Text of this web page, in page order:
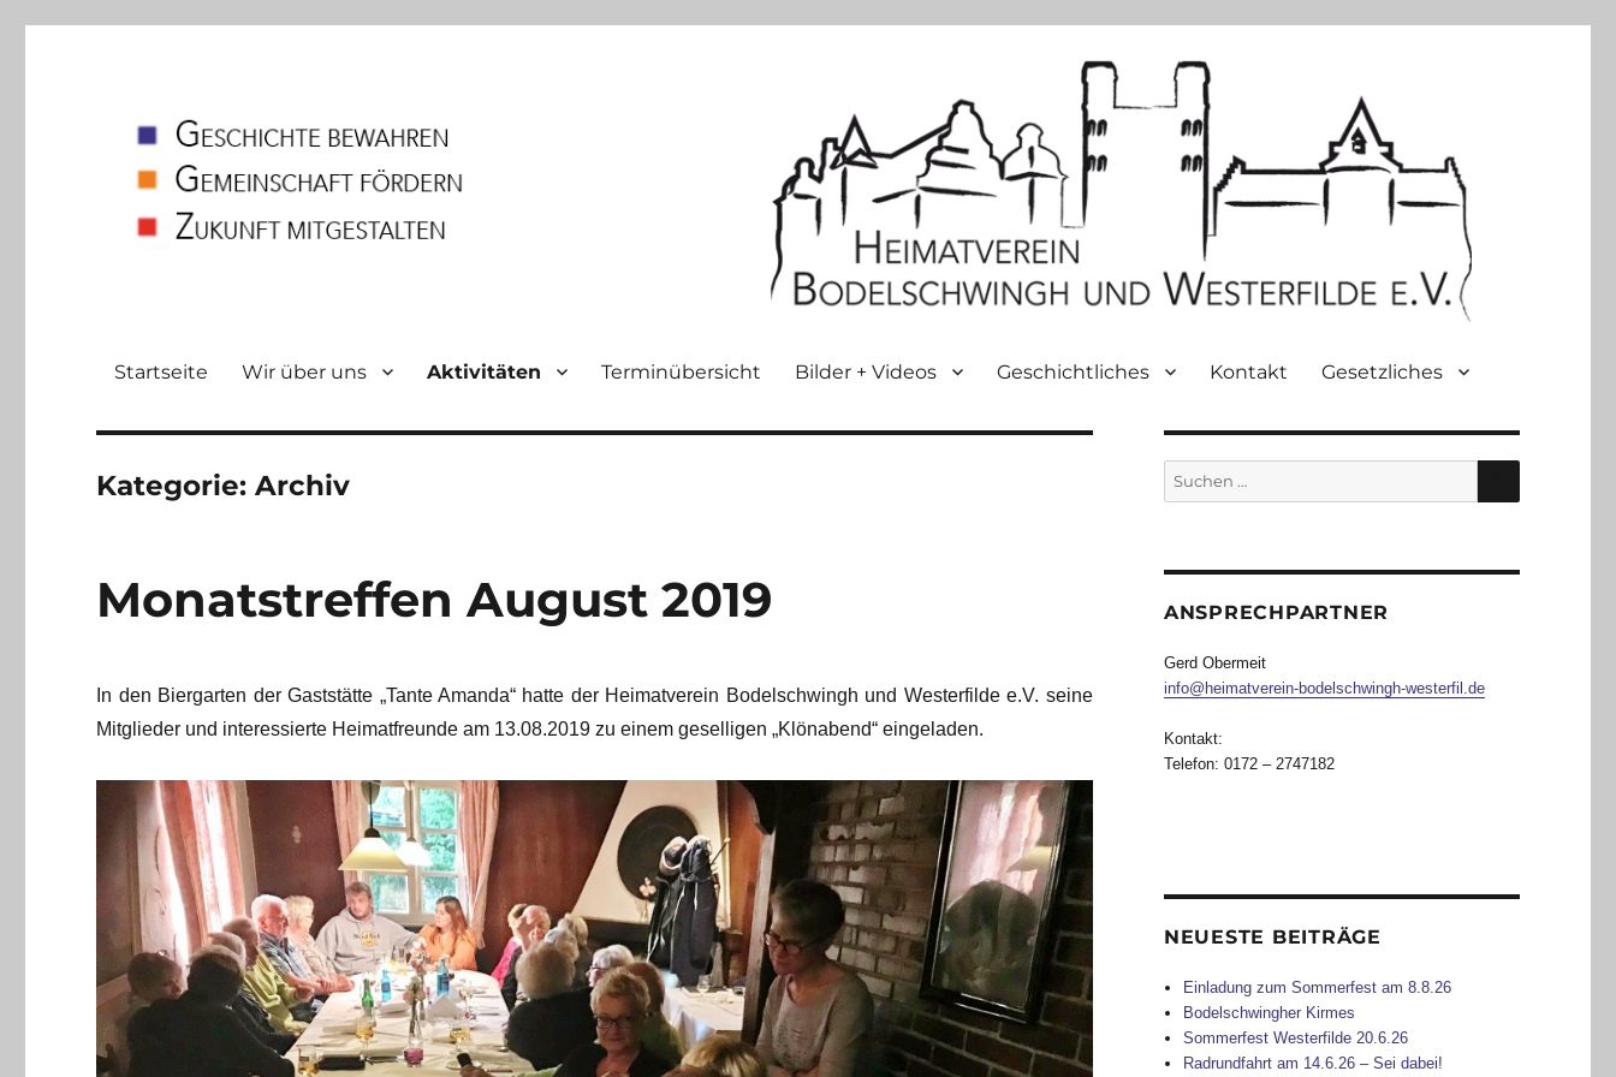
Startseite Wir über uns Aktivitäten Terminübersicht Bilder + Videos Geschichtliches Kontakt Gesetzliches
Kategorie:Archiv
Monatstreffen August 2019
In den Biergarten der Gaststätte „Tante Amanda“ hatte der Heimatverein Bodelschwingh und Westerfilde e.V. seine
Mitglieder und interessierte Heimatfreunde am 13.08.2019 zu einem geselligen „Klönabend“ eingeladen.
Suche
nach:
SUCHEN
ANSPRECHPARTNER
Gerd Obermeit
info@heimatverein-bodelschwingh-westerfil.de
Kontakt:
Telefon: 0172 – 2747182
NEUESTE BEITRÄGE
Einladung zum Sommerfest am 8.8.26
Bodelschwingher Kirmes
Sommerfest Westerfilde 20.6.26
Radrundfahrt am 14.6.26 – Sei dabei!